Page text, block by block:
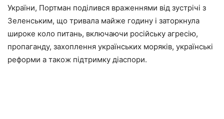
України, Портман поділився враженнями від зустрічі з
Зеленським, що тривала майже годину і заторкнула
широке коло питань, включаючи російську агресію,
пропаганду, захоплення українських моряків, українські
реформи а також підтримку діаспори.